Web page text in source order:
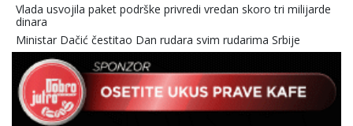
Vlada usvojila paket podrške privredi vredan skoro tri milijarde
dinara
Ministar Dačić čestitao Dan rudara svim rudarima Srbije